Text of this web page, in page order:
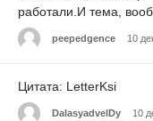
работали.И тема,
peepedgence 10
Цитата: LetterKsi
DalasyadvelDy 10